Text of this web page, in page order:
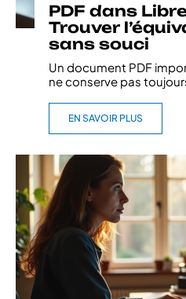
PDF dans
Trouver
sans souci
Un document PDF
ne conserve pas
EN SAVOIR PLUS